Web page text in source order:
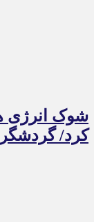
شوک انرژی
کرد/